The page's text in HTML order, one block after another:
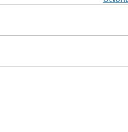
republiky, ktorým